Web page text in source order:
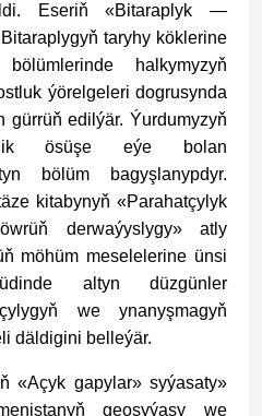
Eseriň «Bitaraplyk —
taryhy köklerine
halkymyzyň
ýörelgeleri dogrusynda
edilýär. Ýurdumyzyň
ösüşe eýe bolan
bölüm bagyşlanypdyr.
kitabynyň «Parahatçylyk
derwaýyslygy» atly
möhüm meselelerine ünsi
altyn düzgünler
we ynanyşmagyň
däldigini belleýär.
«Açyk gapylar» syýasaty»
geosyýasy we